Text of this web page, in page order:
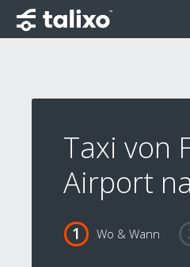
Taxi von
Airport
Wo & Wann